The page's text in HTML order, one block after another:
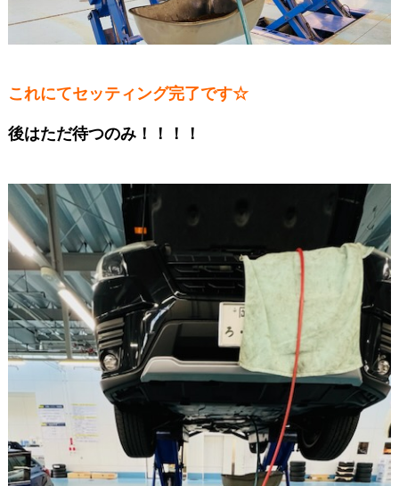
これにてセッティング完了です☆
後はただ待つのみ！！！！